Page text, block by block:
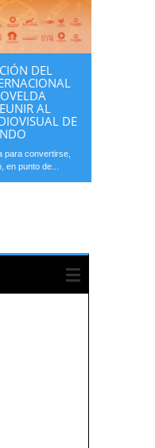
DEL
AL
DE
para convertirse,
en punto de...